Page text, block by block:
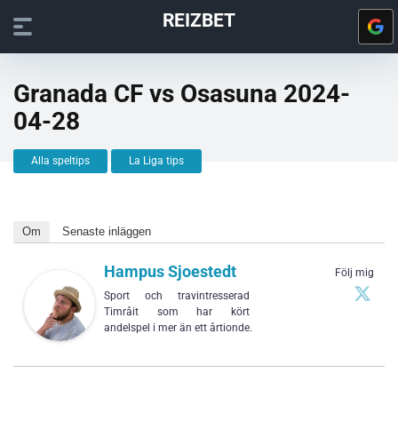
REIZBET
Granada CF vs Osasuna 2024-
04-28
Alla speltips La Liga tips
Om Senaste inläggen
Följ mig
Hampus Sjoestedt
Sport och travintresserad
Timråit som har kört
andelspel i mer än ett årtionde.